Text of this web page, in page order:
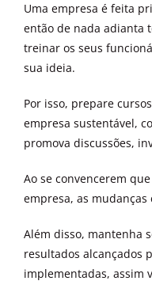
Uma empresa é feita
então de nada adianta
treinar os seus
sua ideia.
Por isso, prepare
empresa sustentável,
promova discussões,
Ao se convencerem
empresa, as
Além disso, mantenha
resultados alcançados
implementadas, assim